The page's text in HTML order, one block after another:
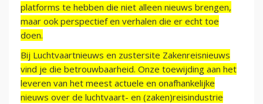
platforms te hebben die niet alleen nieuws brengen,
maar ook perspectief en verhalen die er echt toe
doen.
Bij Luchtvaartnieuws en zustersite Zakenreisnieuws
vind je die betrouwbaarheid. Onze toewijding aan het
leveren van het meest actuele en onafhankelijke
nieuws over de luchtvaart- en (zaken)reisindustrie